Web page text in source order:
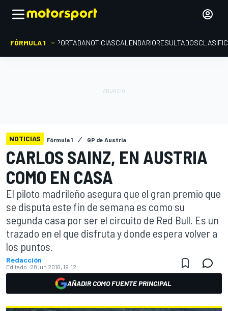
FÓRMULA 1 PORTADANOTICIASCALENDARIORESULTADOS
NOTICIAS Fórmula 1 GP de Austria
CARLOS SAINZ, EN AUSTRIA
COMO EN CASA
El piloto madrileño asegura que el gran premio que
se disputa este fin de semana es como su
segunda casa por ser el circuito de Red Bull. Es un
trazado en el que disfruta y donde espera volver a
los puntos.
Redacción
Editado: 28 jun 2016, 19:12
AÑADIR COMO FUENTE PRINCIPAL